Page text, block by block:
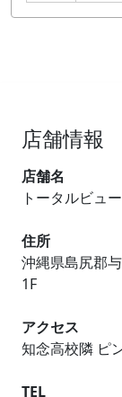
店舗情報
店舗名
トータルビュ
住所
沖縄県島尻郡
1F
アクセス
知念高校隣 ピ
TEL